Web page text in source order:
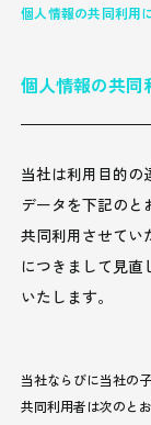
個人情報の共同利用
個人情報の共同
当社は利用目的の
データを下記のと
共同利用させてい
につきまして見直
いたします。
当社ならびに当社の
共同利用者は次のと